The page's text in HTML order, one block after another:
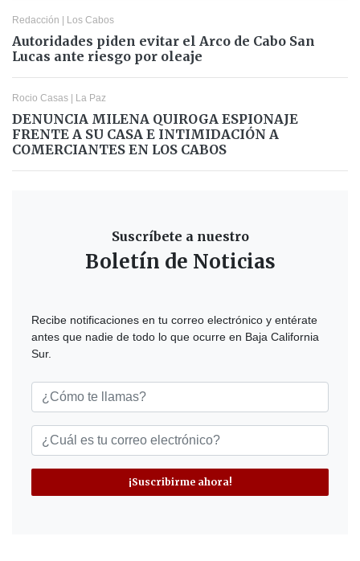
Redacción | Los Cabos
Autoridades piden evitar el Arco de Cabo San
Lucas ante riesgo por oleaje
Rocio Casas | La Paz
DENUNCIA MILENA QUIROGA ESPIONAJE
FRENTE A SU CASA E INTIMIDACIÓN A
COMERCIANTES EN LOS CABOS
Suscríbete a nuestro
Boletín de Noticias
Recibe notificaciones en tu correo electrónico y entérate
antes que nadie de todo lo que ocurre en Baja California
Sur.
¡Suscribirme ahora!